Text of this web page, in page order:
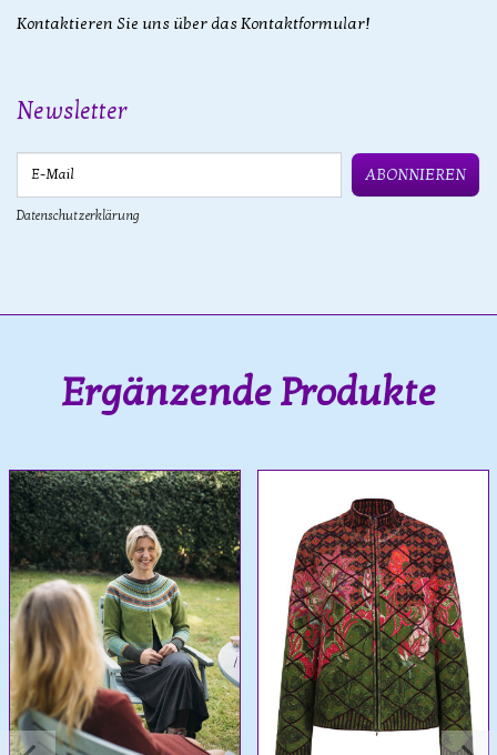
Kontaktieren Sie uns über das Kontaktformular!
Newsletter
ABONNIEREN
Datenschutzerklärung
Ergänzende Produkte